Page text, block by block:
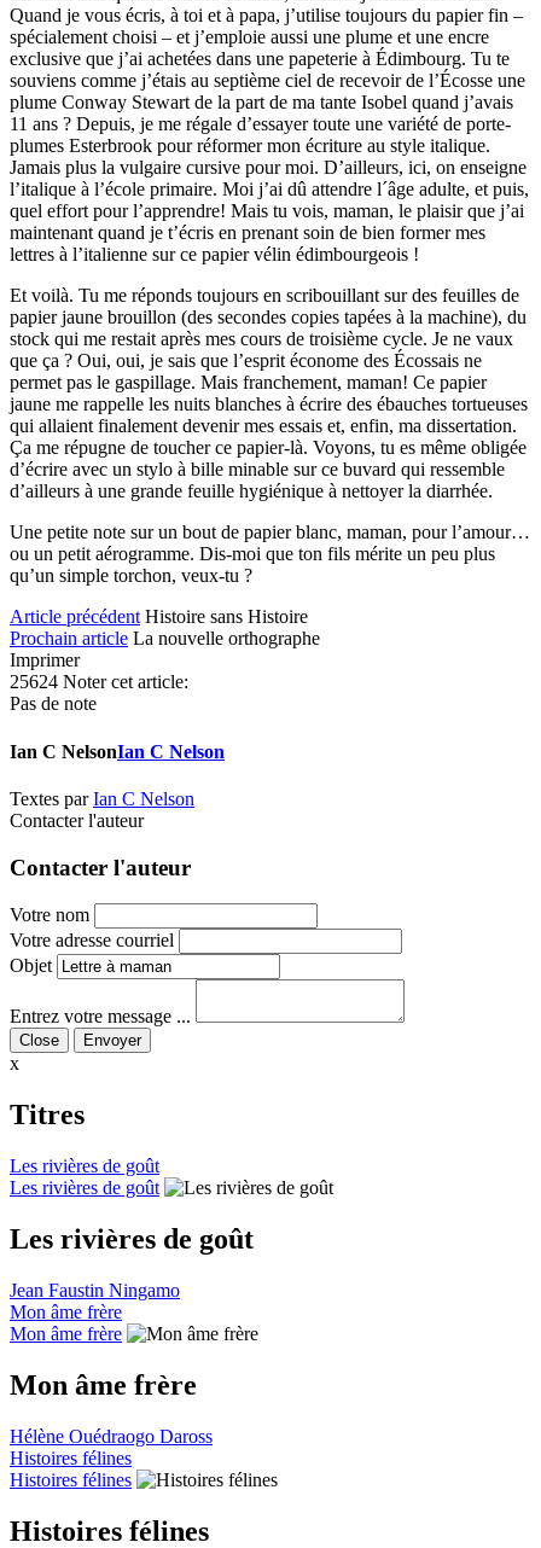
Quand je vous écris, à toi et à papa, j’utilise toujours du papier fin –
spécialement choisi – et j’emploie aussi une plume et une encre
exclusive que j’ai achetées dans une papeterie à Édimbourg. Tu te
souviens comme j’étais au septième ciel de recevoir de l’Écosse une
plume Conway Stewart de la part de ma tante Isobel quand j’avais
11 ans ? Depuis, je me régale d’essayer toute une variété de porte-
plumes Esterbrook pour réformer mon écriture au style italique.
Jamais plus la vulgaire cursive pour moi. D’ailleurs, ici, on enseigne
l’italique à l’école primaire. Moi j’ai dû attendre l´âge adulte, et puis,
quel effort pour l’apprendre! Mais tu vois, maman, le plaisir que j’ai
maintenant quand je t’écris en prenant soin de bien former mes
lettres à l’italienne sur ce papier vélin édimbourgeois !
Et voilà. Tu me réponds toujours en scribouillant sur des feuilles de
papier jaune brouillon (des secondes copies tapées à la machine), du
stock qui me restait après mes cours de troisième cycle. Je ne vaux
que ça ? Oui, oui, je sais que l’esprit économe des Écossais ne
permet pas le gaspillage. Mais franchement, maman! Ce papier
jaune me rappelle les nuits blanches à écrire des ébauches tortueuses
qui allaient finalement devenir mes essais et, enfin, ma dissertation.
Ça me répugne de toucher ce papier-là. Voyons, tu es même obligée
d’écrire avec un stylo à bille minable sur ce buvard qui ressemble
d’ailleurs à une grande feuille hygiénique à nettoyer la diarrhée.
Une petite note sur un bout de papier blanc, maman, pour l’amour…
ou un petit aérogramme. Dis-moi que ton fils mérite un peu plus
qu’un simple torchon, veux-tu ?
Article précédent Histoire sans Histoire
Prochain article La nouvelle orthographe
Imprimer
25624 Noter cet article:
Pas de note
Ian C NelsonIan C Nelson
Textes parIan C Nelson
Contacter l'auteur
Contacter l'auteur
Votre nom
Votre adresse courriel
Objet
Entrez votre message ...
Close
x
Titres
Les rivières de goût
Les rivières de goût
Les rivières de goût
Jean Faustin Ningamo
Mon âme frère
Mon âme frère
Mon âme frère
Hélène Ouédraogo Daross
Histoires félines
Histoires félines
Histoires félines